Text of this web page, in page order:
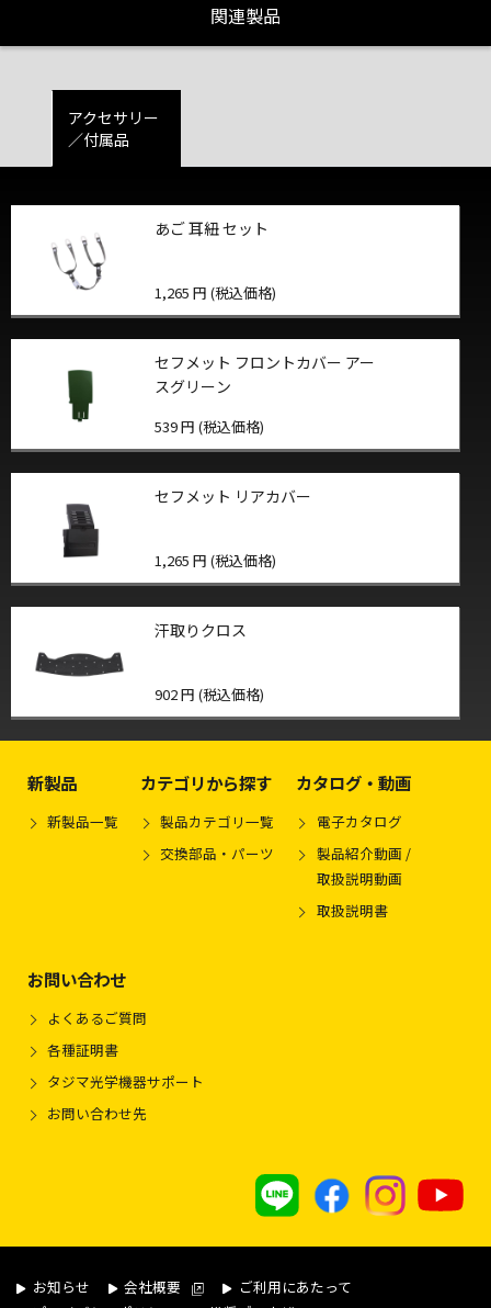
関連製品
アクセサリー
／付属品
あご 耳紐 セット
1,265 円 (税込価格)
セフメット フロントカバー アー
スグリーン
539 円 (税込価格)
セフメット リアカバー
1,265 円 (税込価格)
汗取りクロス
902 円 (税込価格)
新製品
新製品一覧
カテゴリから探す
製品カテゴリ一覧
交換部品・パーツ
カタログ・動画
電子カタログ
製品紹介動画 /
取扱説明動画
取扱説明書
お問い合わせ
よくあるご質問
各種証明書
タジマ光学機器サポート
お問い合わせ先
お知らせ 会社概要
ご利用にあたって